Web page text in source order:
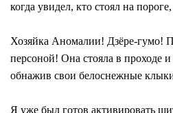
когда увидел, кто стоял на
Хозяйка Аномалии! Дзёре-гумо!
персоной! Она стояла в проходе
обнажив свои белоснежные
Я уже был готов активировать